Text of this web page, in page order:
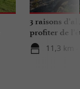
3 raisons
profiter de
11,3 km